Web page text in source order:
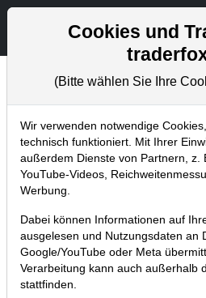
Chartanalysen
Home Blog Chartanalysen
Chartanalyse
mit Live-
18.06.2023 um 16:09 Uhr | P.
Cookies und
(Bitte wählen Sie Ihre
Wir verwenden notwendige
technisch funktioniert. Mit Ihrer
außerdem Dienste von Partnern, z.
YouTube-Videos,
Werbung.
Dabei können Informationen auf
ausgelesen und Nutzungsdaten an
Google/YouTube oder Meta
Verarbeitung kann auch außerhalb
stattfinden.